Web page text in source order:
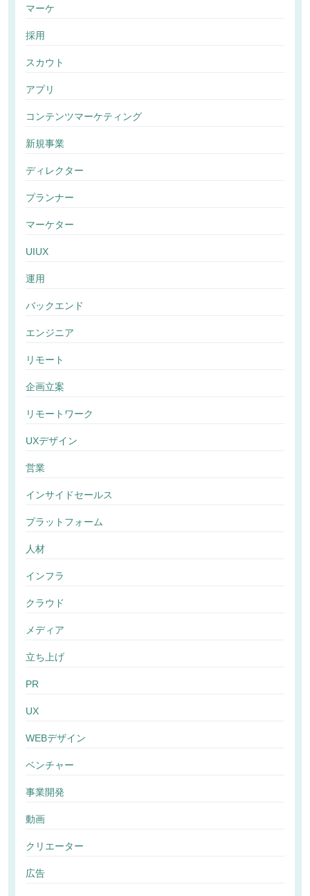
マーケ
採用
スカウト
アプリ
コンテンツマーケティング
新規事業
ディレクター
プランナー
マーケター
UIUX
運用
バックエンド
エンジニア
リモート
企画立案
リモートワーク
UXデザイン
営業
インサイドセールス
プラットフォーム
人材
インフラ
クラウド
メディア
立ち上げ
PR
UX
WEBデザイン
ベンチャー
事業開発
動画
クリエーター
広告